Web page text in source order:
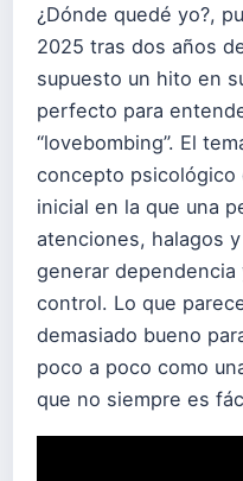
¿Dónde quedé yo?,
2025 tras dos años
supuesto un hito en
perfecto para
“lovebombing”. El
concepto psicológico
inicial en la que una
atenciones, halagos
generar
control. Lo que
demasiado bueno
poco a poco como
que no siempre es